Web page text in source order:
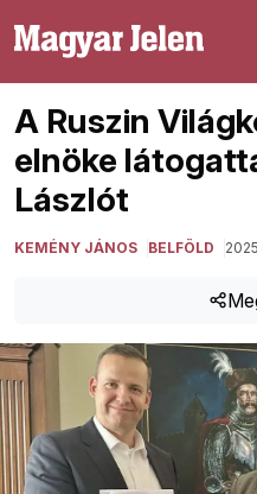
A Ruszin
elnöke
Lászlót
KEMÉNY JÁNOS BELFÖLD